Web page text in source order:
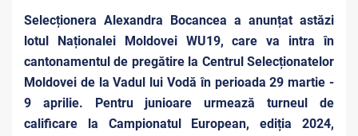
Selecționera Alexandra Bocancea a anunțat astăzi
lotul Naționalei Moldovei WU19, care va intra în
cantonamentul de pregătire la Centrul Selecționatelor
Moldovei de la Vadul lui Vodă în perioada 29 martie -
9 aprilie. Pentru junioare urmează turneul de
calificare la Campionatul European, ediția 2024,